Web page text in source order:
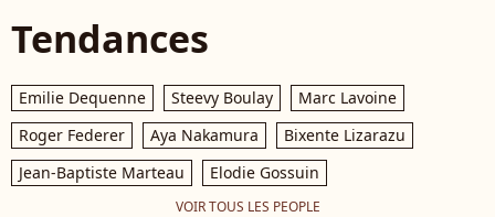
Tendances
Emilie Dequenne Steevy Boulay
Marc Lavoine
Roger Federer
Aya Nakamura
Bixente Lizarazu
Jean-Baptiste Marteau
Elodie Gossuin
VOIR TOUS LES PEOPLE